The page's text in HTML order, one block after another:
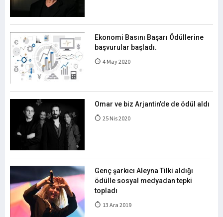
Ekonomi Basını Başarı Ödüllerine
başvurular başladı.
4 May 2020
Omar ve biz Arjantin’de de ödül aldı
25 Nis 2020
Genç şarkıcı Aleyna Tilki aldığı
ödülle sosyal medyadan tepki
topladı
13 Ara 2019